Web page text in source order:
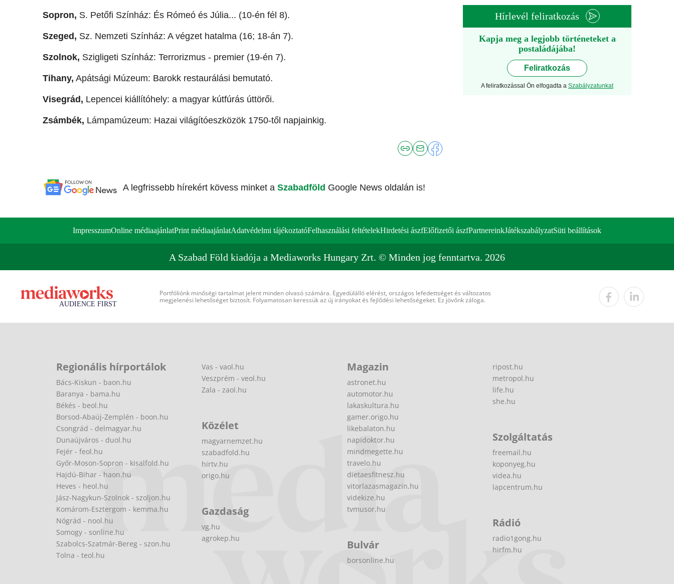
Sopron, S. Petőfi Színház: És Rómeó és Júlia... (10-én fél 8).
Szeged, Sz. Nemzeti Színház: A végzet hatalma (16; 18-án 7).
Szolnok, Szigligeti Színház: Terrorizmus - premier (19-én 7).
Tihany, Apátsági Múzeum: Barokk restaurálási bemutató.
Visegrád, Lepencei kiállítóhely: a magyar kútfúrás úttörői.
Zsámbék, Lámpamúzeum: Hazai világítóeszközök 1750-től napjainkig.
A legfrissebb hírekért kövess minket a Szabadföld Google News oldalán is!
Hírlevél feliratkozás
Kapja meg a legjobb történeteket a
postaládájába!
Feliratkozás
A feliratkozással Ön elfogadta a Szabályzatunkat
ImpresszumOnline médiaajánlatPrint médiaajánlatAdatvédelmi tájékoztatóFelhasználási feltételekHirdetési ászfElőfizetői ászfPartnereinkJátékszabályzatSüti beállítások
A Szabad Föld kiadója a Mediaworks Hungary Zrt. © Minden jog fenntartva. 2026
Portfóliónk minőségi tartalmat jelent minden olvasó számára. Egyedülálló elérést, országos lefedettséget és változatos
megjelenési lehetőséget biztosít. Folyamatosan keressük az új irányokat és fejlődési lehetőségeket. Ez jövőnk záloga.
Regionális hírportálok
Bács-Kiskun - baon.hu
Baranya - bama.hu
Békés - beol.hu
Borsod-Abaúj-Zemplén - boon.hu
Csongrád - delmagyar.hu
Dunaújváros - duol.hu
Fejér - feol.hu
Győr-Moson-Sopron - kisalfold.hu
Hajdú-Bihar - haon.hu
Heves - heol.hu
Jász-Nagykun-Szolnok - szoljon.hu
Komárom-Esztergom - kemma.hu
Nógrád - nool.hu
Somogy - sonline.hu
Szabolcs-Szatmár-Bereg - szon.hu
Tolna - teol.hu
Vas - vaol.hu
Veszprém - veol.hu
Zala - zaol.hu
Közélet
magyarnemzet.hu
szabadfold.hu
hirtv.hu
origo.hu
Gazdaság
vg.hu
agrokep.hu
Magazin
astronet.hu
automotor.hu
lakaskultura.hu
gamer.origo.hu
likebalaton.hu
napidoktor.hu
mindmegette.hu
travelo.hu
dietaesfitnesz.hu
vitorlazasmagazin.hu
videkize.hu
tvmusor.hu
Bulvár
borsonline.hu
ripost.hu
metropol.hu
life.hu
she.hu
Szolgáltatás
freemail.hu
koponyeg.hu
videa.hu
lapcentrum.hu
Rádió
radio1gong.hu
hirfm.hu